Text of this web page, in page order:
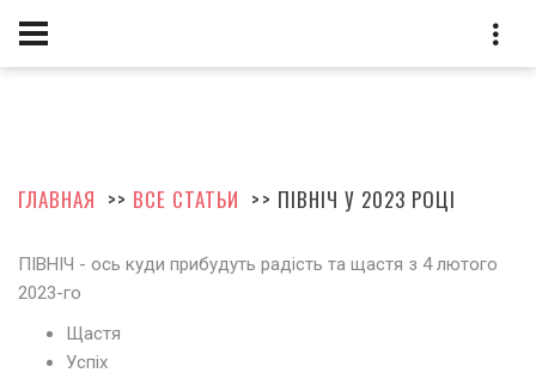
ГЛАВНАЯ >> ВСЕ СТАТЬИ >> ПІВНІЧ У 2023 РОЦІ
ПІВНІЧ - ось куди прибудуть радість та щастя з 4 лютого
2023-го
Щастя
Успіх